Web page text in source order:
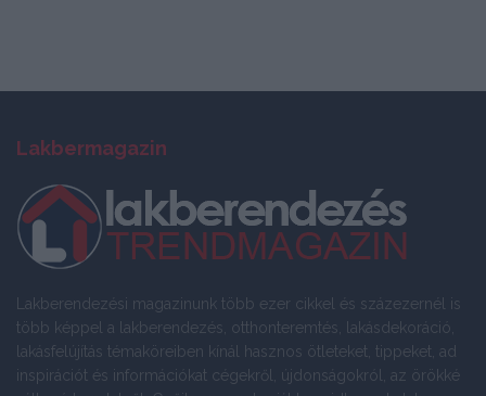
Lakbermagazin
Lakberendezési magazinunk több ezer cikkel és százezernél is
több képpel a lakberendezés, otthonteremtés, lakásdekoráció,
lakásfelújítás témaköreiben kínál hasznos ötleteket, tippeket, ad
inspirációt és információkat cégekről, újdonságokról, az örökké